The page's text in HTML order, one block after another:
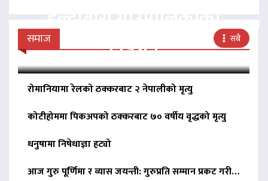
समाज सबै
निर्देशन
रोमानियामा रेलको ठक्करबाट २ नेपालीको मृत्यु
कोटीहोममा पिकअपको ठक्करबाट ७० वर्षीय वृद्धको मृत्यु
धनुषामा निषेधाज्ञा हट्यो
आज गुरु पूर्णिमा र व्यास जयन्ती: गुरुप्रति सम्मान प्रकट गरी…